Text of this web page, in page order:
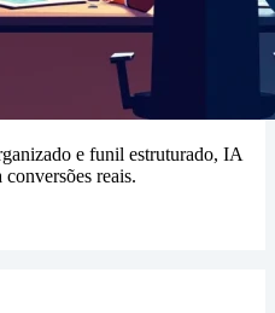
e funil estruturado, IA
reais.